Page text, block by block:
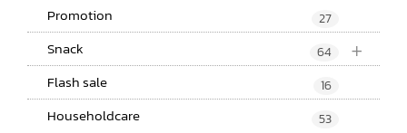
Promotion 27
+
Snack 64
Flash sale 16
Householdcare 53